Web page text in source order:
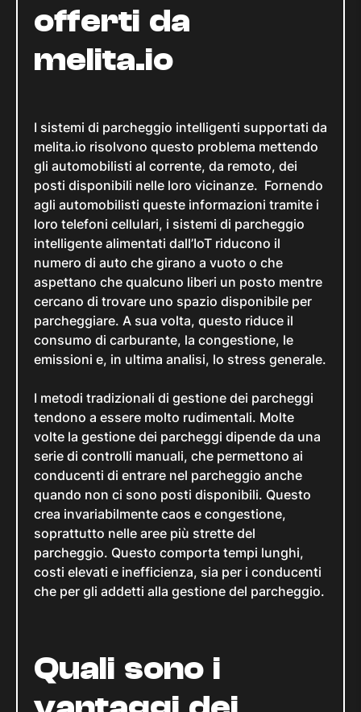
offerti da
melita.io
I sistemi di parcheggio intelligenti supportati da
melita.io risolvono questo problema mettendo
gli automobilisti al corrente, da remoto, dei
posti disponibili nelle loro vicinanze. Fornendo
agli automobilisti queste informazioni tramite i
loro telefoni cellulari, i sistemi di parcheggio
intelligente alimentati dall’IoT riducono il
numero di auto che girano a vuoto o che
aspettano che qualcuno liberi un posto mentre
cercano di trovare uno spazio disponibile per
parcheggiare. A sua volta, questo riduce il
consumo di carburante, la congestione, le
emissioni e, in ultima analisi, lo stress generale.
I metodi tradizionali di gestione dei parcheggi
tendono a essere molto rudimentali. Molte
volte la gestione dei parcheggi dipende da una
serie di controlli manuali, che permettono ai
conducenti di entrare nel parcheggio anche
quando non ci sono posti disponibili. Questo
crea invariabilmente caos e congestione,
soprattutto nelle aree più strette del
parcheggio. Questo comporta tempi lunghi,
costi elevati e inefficienza, sia per i conducenti
che per gli addetti alla gestione del parcheggio.
Quali sono i